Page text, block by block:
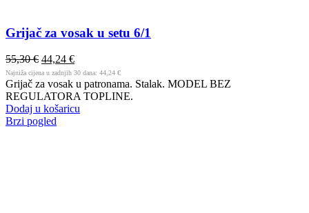
Grijač za vosak u setu 6/1
55,30€ 44,24 €
Najniža cijena u zadnjih 30 dana: 44,24 €
Grijač za vosak u patronama. Stalak. MODEL BEZ
REGULATORA TOPLINE.
Dodaj u košaricu
Brzi pogled